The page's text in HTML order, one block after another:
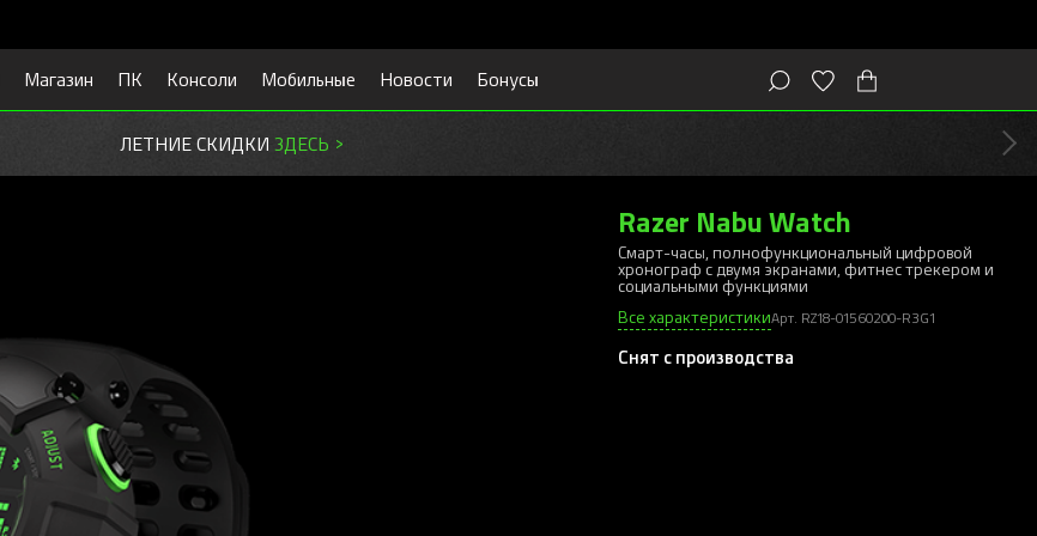
Магазин ПК Консоли Мобильные Новости Бонусы
ЛЕТНИЕ СКИДКИ ЗДЕСЬ >
Razer Nabu Watch
Смарт-часы, полнофункциональный цифровой
хронограф с двумя экранами, фитнес трекером и
социальными функциями
Все характеристикиАрт. RZ18-01560200-R3G1
Снят с производства